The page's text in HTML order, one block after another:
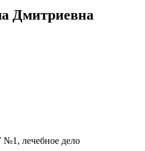
Дмитриевна
лечебное дело